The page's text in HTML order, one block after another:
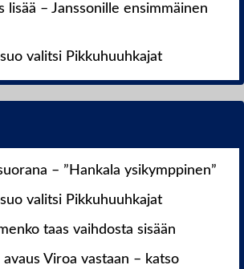
lisää – Janssonille ensimmäinen
valitsi Pikkuhuuhkajat
– ”Hankala ysikymppinen”
valitsi Pikkuhuuhkajat
taas vaihdosta sisään
Viroa vastaan – katso